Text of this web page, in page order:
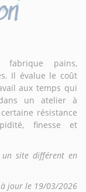
fabrique pains,
Il évalue le coût
aux temps qui
un atelier à
résistance
finesse et
site différent en
jour le 19/03/2026